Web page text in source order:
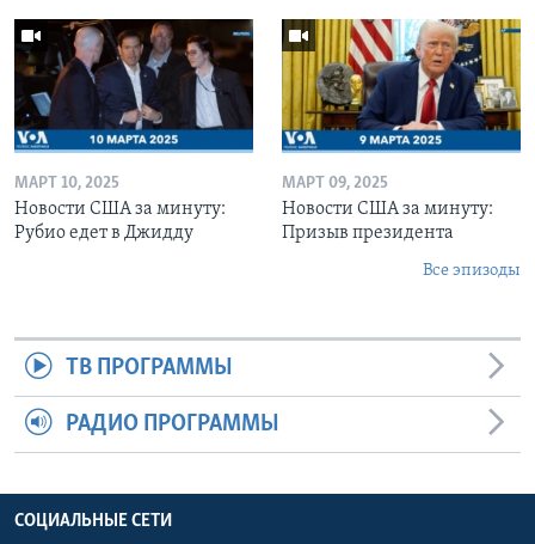
МАРТ 10, 2025
Новости США за минуту:
Рубио едет в Джидду
МАРТ 09, 2025
Новости США за минуту:
Призыв президента
Все эпизоды
ТВ ПРОГРАММЫ
РАДИО ПРОГРАММЫ
СОЦИАЛЬНЫЕ СЕТИ